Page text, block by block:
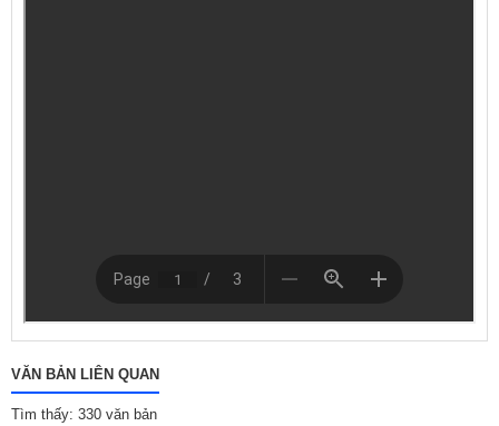
VĂN BẢN LIÊN QUAN
Tìm thấy: 330 văn bản